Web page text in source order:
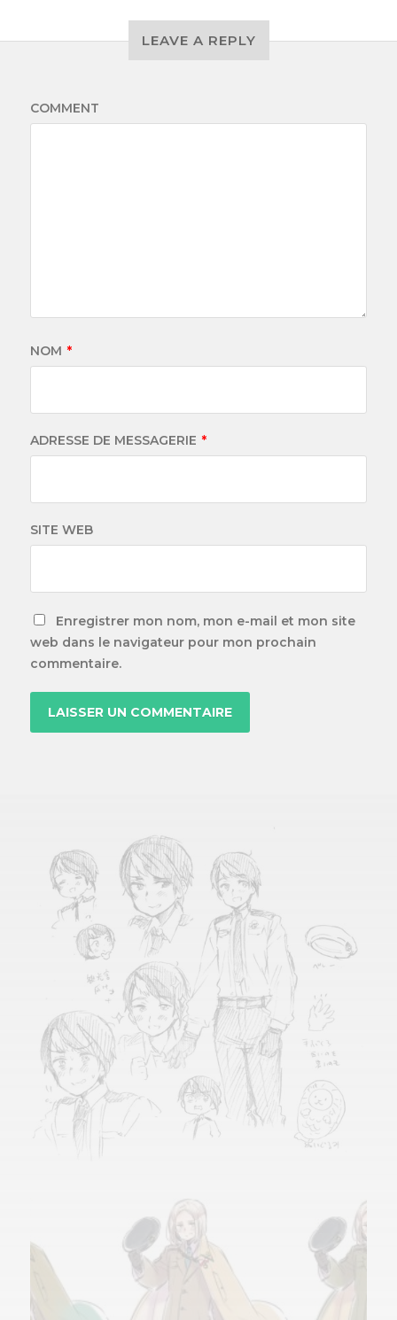
LEAVE A REPLY
COMMENT
NOM *
ADRESSE DE MESSAGERIE *
SITE WEB
Enregistrer mon nom, mon e-mail et mon site
web dans le navigateur pour mon prochain
commentaire.